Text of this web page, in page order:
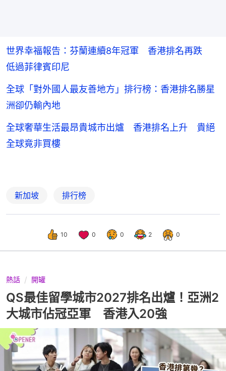
世界幸福報告：芬蘭連續8年冠軍 香港排名再跌
低過菲律賓印尼
全球「對外國人最友善地方」排行榜：香港排名勝星
洲卻仍輸內地
全球奢華生活最昂貴城市出爐 香港排名上升 貴絕
全球竟非買樓
新加坡 排行榜
10 0 0 2 0
熱話 開罐
QS最佳留學城市2027排名出爐！亞洲2
大城市佔冠亞軍 香港入20強